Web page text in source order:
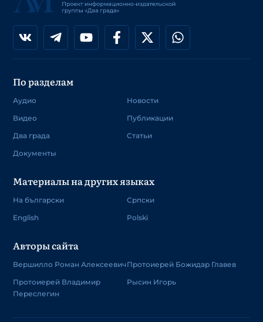
По разделам
Аудио
Видео
Два града
Документы
Новости
Публикации
Статьи
Материалы на других языках
На български
English
Српски
Polski
Авторы сайта
Вершилло Роман Алексеевич
Протоиерей Владимир
Переслегин
Протоиерей Божидар Главев
Рысин Игорь